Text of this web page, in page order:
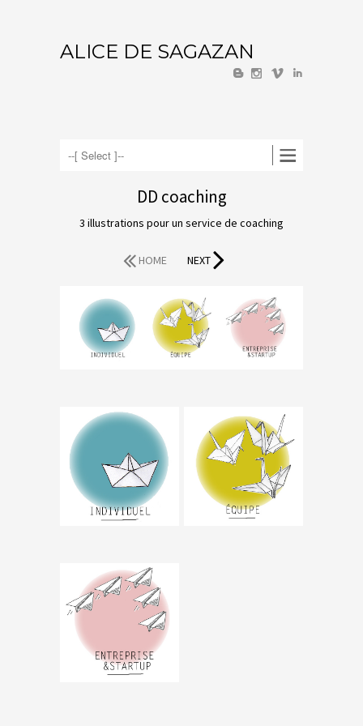
ALICE DE SAGAZAN
U V I
DD coaching
3 illustrations pour un service de coaching
HOME NEXT